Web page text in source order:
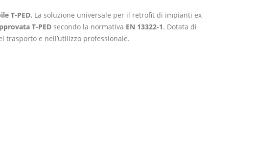
T-PED. La soluzione universale per il retrofit di impianti ex
T-PEDsecondo la normativa EN 13322-1. Dotata di
trasporto e nell’utilizzo professionale.